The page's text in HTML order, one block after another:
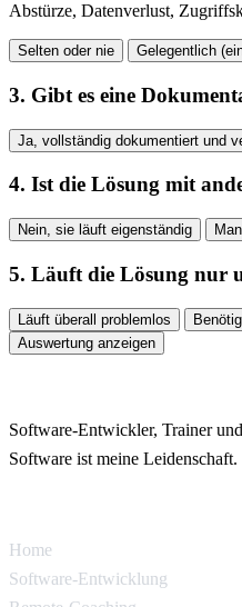
Abstürze, Datenverlust,
Selten oder nie Gelegentlich
3. Gibt es eine
Ja, vollständig dokumentiert und
4. Ist die Lösung mit
Nein, sie läuft eigenständig
5. Läuft die Lösung nur
Läuft überall problemlos
Auswertung anzeigen
Software-Entwickler, Trainer
Software ist meine Leidenschaft.
Home
Software-Entwicklung